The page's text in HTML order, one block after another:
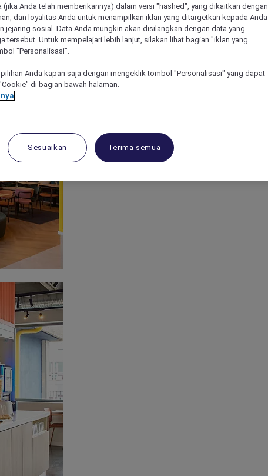
Anda telah memberikannya) dalam versi "hashed", yang dikaitkan dengan
dan loyalitas Anda untuk menampilkan iklan yang ditargetkan kepada Anda
jejaring sosial. Data Anda mungkin akan disilangkan dengan data yang
tersebut. Untuk mempelajari lebih lanjut, silakan lihat bagian "iklan yang
"Personalisasi".
Anda kapan saja dengan mengeklik tombol "Personalisasi" yang dapat
di bagian bawah halaman.
Sesuaikan Terima semua